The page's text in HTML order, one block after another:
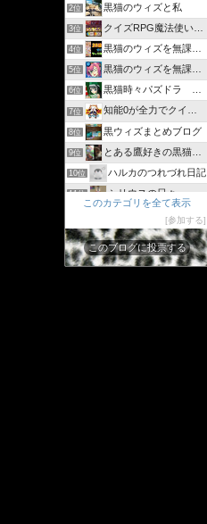
2位 黒猫のウィズと私
3位 クイズRPG魔法使いと黒猫のウィズを遊んで知識を増やそう
4位 黒猫のウィズを無課金で攻略してみる
5位 黒猫のウィズを無課金でまったりと。
6位 黒猫時々パズドラ ラノベ好きが綴るゲームブログ
7位 知能0が全力でクイズゲーム
8位 黒ウィズまとめブログ
9位 とある鷹好きの黒猫のウィズログ
10位 ハルカのつれづれ日記
11位 シリウスの日々
13位 30過ぎてもゲーム好き
14位 黒猫のウィズと配布クリスタル生活と
このカテゴリを全て表示
参加する
このブログに投票する